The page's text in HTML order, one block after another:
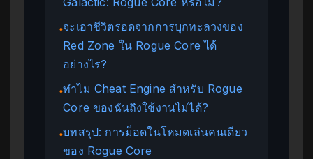
●จะเอาชีวิตรอดจากการบุกทะลวงของ
Red Zone ใน Rogue Core ได้
อย่างไร?
●ทำไม Cheat Engine สำหรับ Rogue
Core ของฉันถึงใช้งานไม่ได้?
●บทสรุป: การม็อดในโหมดเล่นคนเดียว
ของ Rogue Core